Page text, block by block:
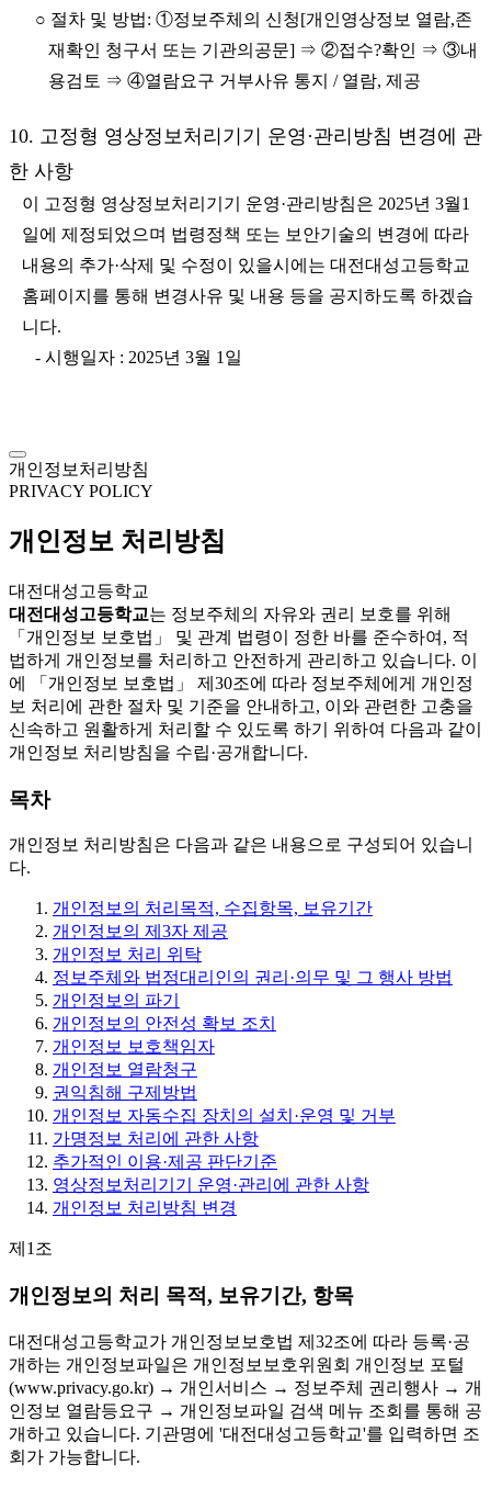
○ 절차 및 방법: ①정보주체의 신청[개인영상정보 열람,존
재확인 청구서 또는 기관의공문] ⇒ ②접수?확인 ⇒ ③내
용검토 ⇒ ④열람요구 거부사유 통지 / 열람, 제공
10. 고정형 영상정보처리기기 운영·관리방침 변경에 관
한 사항
이 고정형 영상정보처리기기 운영·관리방침은 2025년 3월1
일에 제정되었으며 법령정책 또는 보안기술의 변경에 따라
내용의 추가·삭제 및 수정이 있을시에는 대전대성고등학교
홈페이지를 통해 변경사유 및 내용 등을 공지하도록 하겠습
니다.
- 시행일자 : 2025년 3월 1일
개인정보처리방침
PRIVACY POLICY
개인정보 처리방침
대전대성고등학교
대전대성고등학교는 정보주체의 자유와 권리 보호를 위해
「개인정보 보호법」 및 관계 법령이 정한 바를 준수하여, 적
법하게 개인정보를 처리하고 안전하게 관리하고 있습니다. 이
에 「개인정보 보호법」 제30조에 따라 정보주체에게 개인정
보 처리에 관한 절차 및 기준을 안내하고, 이와 관련한 고충을
신속하고 원활하게 처리할 수 있도록 하기 위하여 다음과 같이
개인정보 처리방침을 수립·공개합니다.
목차
개인정보 처리방침은 다음과 같은 내용으로 구성되어 있습니
다.
개인정보의 처리목적, 수집항목, 보유기간
개인정보의 제3자 제공
개인정보 처리 위탁
정보주체와 법정대리인의 권리·의무 및 그 행사 방법
개인정보의 파기
개인정보의 안전성 확보 조치
개인정보 보호책임자
개인정보 열람청구
권익침해 구제방법
개인정보 자동수집 장치의 설치·운영 및 거부
가명정보 처리에 관한 사항
추가적인 이용·제공 판단기준
영상정보처리기기 운영·관리에 관한 사항
개인정보 처리방침 변경
제1조
개인정보의 처리 목적, 보유기간, 항목
대전대성고등학교가 개인정보보호법 제32조에 따라 등록·공
개하는 개인정보파일은 개인정보보호위원회 개인정보 포털
(www.privacy.go.kr) → 개인서비스 → 정보주체 권리행사 → 개
인정보 열람등요구 → 개인정보파일 검색 메뉴 조회를 통해 공
개하고 있습니다. 기관명에 '대전대성고등학교'를 입력하면 조
회가 가능합니다.